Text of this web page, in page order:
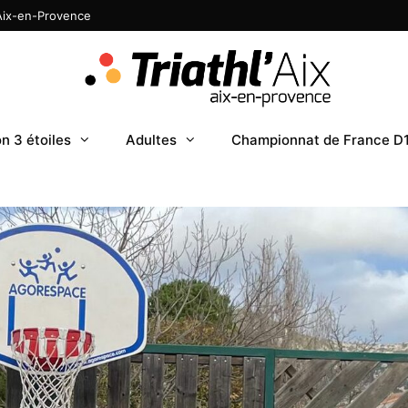
en-Provence
3 étoiles Adultes Championnat de France D1